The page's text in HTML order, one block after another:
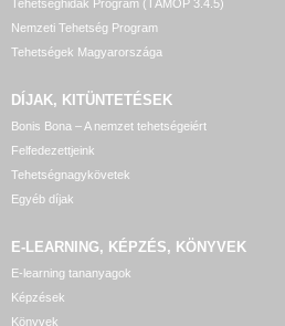
Tehetséghidak Program (TÁMOP 3.4.5)
Nemzeti Tehetség Program
Tehetségek Magyarországa
DÍJAK, KITÜNTETÉSEK
Bonis Bona – A nemzet tehetségeiért
Felfedezettjeink
Tehetségnagykövetek
Egyéb díjak
E-LEARNING, KÉPZÉS, KÖNYVEK
E-learning tananyagok
Képzések
Könyvek